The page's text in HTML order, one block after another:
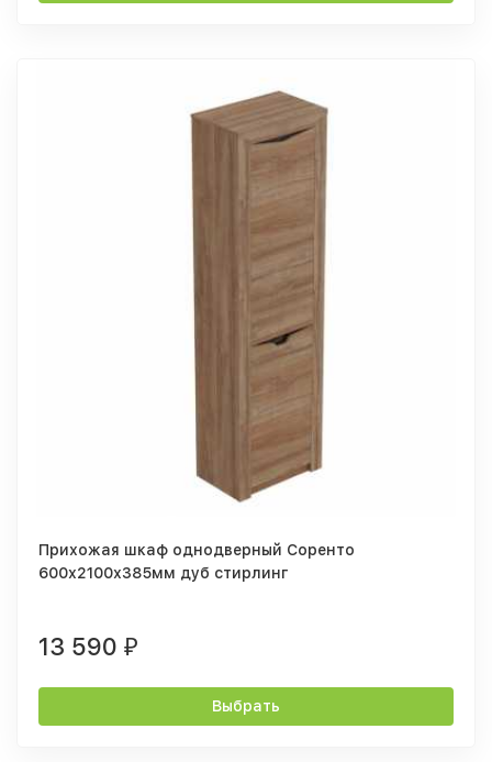
Прихожая шкаф однодверный Соренто
600х2100х385мм дуб стирлинг
13 590 ₽
Выбрать